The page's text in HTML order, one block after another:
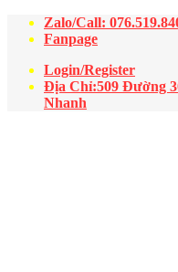
Zalo/Call:
Fanpage
Login/Register
Địa Chỉ:509 Đường
Nhanh